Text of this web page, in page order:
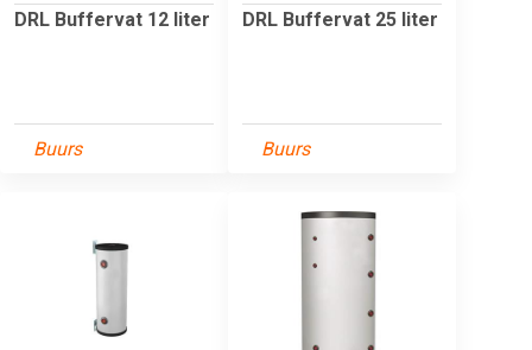
DRL Buffervat 12 liter
Buurs
DRL Buffervat 25 liter
Buurs